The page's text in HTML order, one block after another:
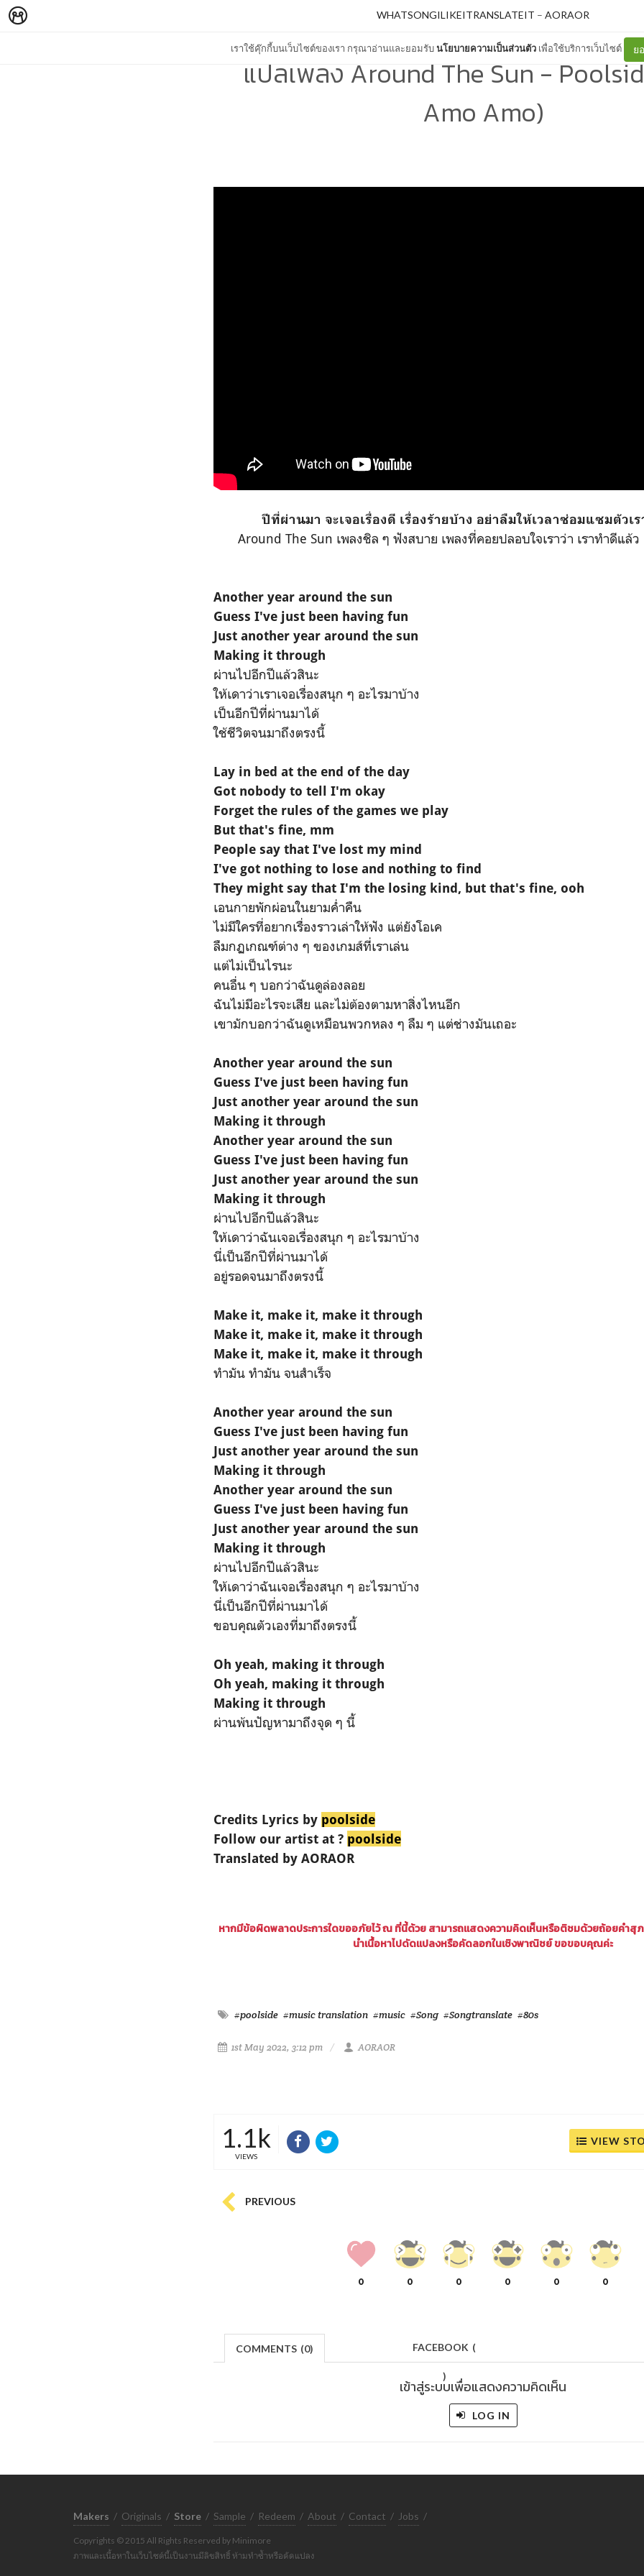
เราใช้คุ๊กกี้บนเว็บไซต์ของเรา กรุณาอ่านและยอมรับนโยบายความเป็นส่วนตัว เพื่อใช้บริการเว็บไซต์ ย
WHATSONGILIKEITRANSLATEIT – AORAOR
แปลเพลง Around The Sun -
Amo Amo)
ปีที่ผ่านมา จะเจอเรื่องดี เรื่องร้ายบ้าง อย่าลืมให้เวลาซ่อมแซมตัวเ
Around The Sun เพลงชิล ๆ ฟังสบาย เพลงที่คอยปลอบใจเราว่า เราทำดีแล้
Another year around the sun
Guess I've just been having fun
Just another year around the sun
Making it through
ผ่านไปอีกปีแล้วสินะ
ให้เดาว่าเราเจอเรื่องสนุก ๆ อะไรมาบ้าง
เป็นอีกปีที่ผ่านมาได้
ใช้ชีวิตจนมาถึงตรงนี้
Lay in bed at the end of the day
Got nobody to tell I'm okay
Forget the rules of the games we play
But that's fine, mm
People say that I've lost my mind
I've got nothing to lose and nothing to find
They might say that I'm the losing kind, but that's fine, ooh
เอนกายพักผ่อนในยามค่ำคืน
ไม่มีใครที่อยากเรื่องราวเล่าให้ฟัง แต่ยังโอเค
ลืมกฏเกณฑ์ต่าง ๆ ของเกมส์ที่เราเล่น
แต่ไม่เป็นไรนะ
คนอื่น ๆ บอกว่าฉันดูล่องลอย
ฉันไม่มีอะไรจะเสีย และไม่ต้องตามหาสิ่งไหนอีก
เขามักบอกว่าฉันดูเหมือนพวกหลง ๆ ลืม ๆ แต่ช่างมันเถอะ
Another year around the sun
Guess I've just been having fun
Just another year around the sun
Making it through
Another year around the sun
Guess I've just been having fun
Just another year around the sun
Making it through
ผ่านไปอีกปีแล้วสินะ
ให้เดาว่าฉันเจอเรื่องสนุก ๆ อะไรมาบ้าง
นี่เป็นอีกปีที่ผ่านมาได้
อยู่รอดจนมาถึงตรงนี้
Make it, make it, make it through
Make it, make it, make it through
Make it, make it, make it through
ทำมัน ทำมัน จนสำเร็จ
Another year around the sun
Guess I've just been having fun
Just another year around the sun
Making it through
Another year around the sun
Guess I've just been having fun
Just another year around the sun
Making it through
ผ่านไปอีกปีแล้วสินะ
ให้เดาว่าฉันเจอเรื่องสนุก ๆ อะไรมาบ้าง
นี่เป็นอีกปีที่ผ่านมาได้
ขอบคุณตัวเองที่มาถึงตรงนี้
Oh yeah, making it through
Oh yeah, making it through
Making it through
ผ่านพ้นปัญหามาถึงจุด ๆ นี้
Credits Lyrics by poolside
Follow our artist at ? poolside
Translated by AORAOR
หากมีข้อผิดพลาดประการใดขออภัยไว้ ณ ที่นี้ด้วย สามารถแสดงความคิดเห็นหรือติชมด้วยถ้อยคำสุภ
นำเนื้อหาไปดัดแปลงหรือคัดลอกในเชิงพาณิชย์ ขอขอบคุณค่ะ
#poolside #music translation #music #Song #Songtranslate #80s
1st May 2022, 3:12 pm AORAOR
1.1k
VIEWS
VIEW
PREVIOUS
0 0 0 0 0 0
COMMENTS (0) FACEBOOK (
)
เข้าสู่ระบบเพื่อแสดงความคิดเห็น
LOG IN
Makers / Originals / Store / Sample / Redeem / About / Contact / Jobs /
Copyrights © 2015 All Rights Reserved by Minimore
ภาพและเนื้อหาในเว็บไซต์นี้เป็นงานมีลิขสิทธิ์ ห้ามทำซ้ำหรือดัดแปลง